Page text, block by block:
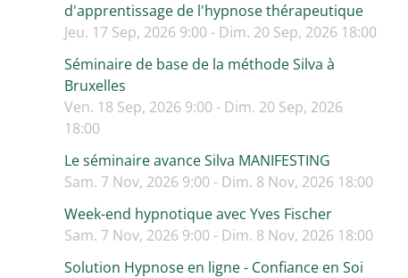
d'apprentissage de l'hypnose thérapeutique
Jeu. 17 Sep, 2026 9:00 - Dim. 20 Sep, 2026 18:00
Séminaire de base de la méthode Silva à
Bruxelles
Ven. 18 Sep, 2026 9:00 - Dim. 20 Sep, 2026
18:00
Le séminaire avance Silva MANIFESTING
Sam. 7 Nov, 2026 9:00 - Dim. 8 Nov, 2026 18:00
Week-end hypnotique avec Yves Fischer
Sam. 7 Nov, 2026 9:00 - Dim. 8 Nov, 2026 18:00
Solution Hypnose en ligne - Confiance en Soi